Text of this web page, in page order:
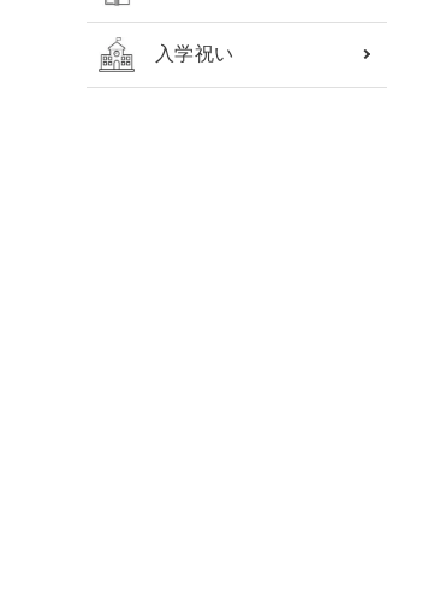
入学祝い